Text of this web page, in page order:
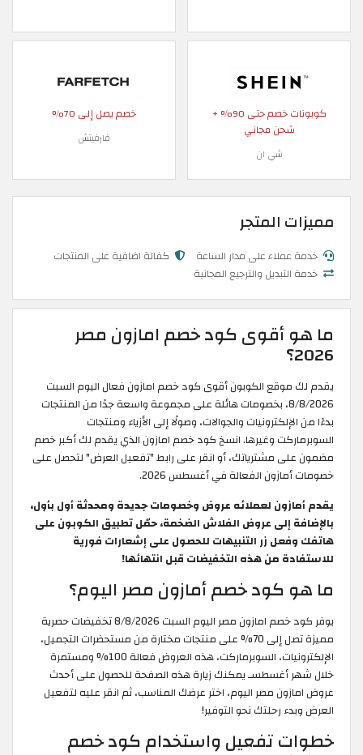
كوبونات خصم حتى 90% +
شحن مجاني
شي ان
خصم يصل إلى 70%
فارفيتش
مميزات المتجر
خدمة عملاء على مدار الساعة
كفالة اضافية على المنتجات
خدمة التبديل والترجيع المجانية
ما هو أقوى كود خصم امازون مصر
2026؟
يقدم لك موقع الكوبون أقوى كود خصم امازون فعال اليوم السبت
8/8/2026، بخصومات هائلة على مجموعة واسعة جدًا من المنتجات
بدءًا من الإلكترونيات والجوالات، وصولًا إلى الأزياء ومنتجات
السوبرماركت وغيرها. انسخ كود خصم امازون الذي يقدم لك أكبر خصم
مضمون على مشترياتك، أو انقر على رابط "تفعيل العرض" لتحصل على
خصومات أمازون الفعالة في أغسطس 2026.
يقدم أمازون لعملائه عروض وخصومات جديدة ومحدثة أول بأول،
بالإضافة إلى عروض الفلاش الضخمة، حمّل تطبيق الكوبون على
هاتفك وفعل زر التنبيهات للحصول على إشعارات فورية
للاستفادة من هذه التخفيضات قبل انتهائها!
ما هو كود خصم أمازون مصر اليوم؟
يوفر كود خصم امازون مصر اليوم السبت 8/8/2026 تخفيضات حصرية
مميزة تصل إلى 70% على منتجات مختارة من مستحضرات التجميل،
الإلكترونيات، السوبرماركت، هذه العروض فعالة 100% ومستمرة
خلال شهر أغسطسـ يمكنك زيارة هذه الصفحة للحصول على أحدث
عروض امازون مصر اليوم، اختر عرضك المناسب، ثم انقر عليه لتفعيل
العرض وبدء رحلتك نحو التوفير!
خطوات تفعيل واستخدام كود خصم